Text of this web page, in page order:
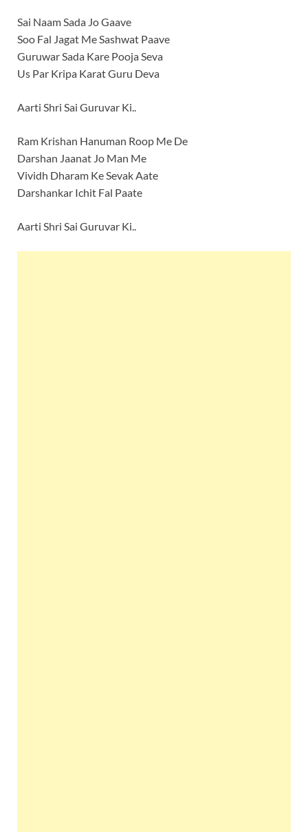
Sai Naam Sada Jo Gaave
Soo Fal Jagat Me Sashwat Paave
Guruwar Sada Kare Pooja Seva
Us Par Kripa Karat Guru Deva
Aarti Shri Sai Guruvar Ki..
Ram Krishan Hanuman Roop Me De
Darshan Jaanat Jo Man Me
Vividh Dharam Ke Sevak Aate
Darshankar Ichit Fal Paate
Aarti Shri Sai Guruvar Ki..